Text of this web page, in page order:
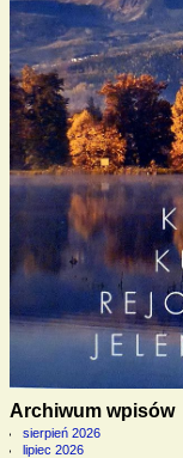
Archiwum wpisów
sierpień 2026
lipiec 2026